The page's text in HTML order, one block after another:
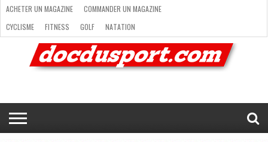
ACHETER
MAGAZINE
COMMANDER
UN
MAGAZINE
CYCLISME
FITNESS
GOLF
NATATION
RANDONNÉE
RUNNING
SKI
TRAIL
RUNNING
TRIATHLON
VOILE
NEWSLETTER
MAG’
EN
LIGNE
NOUS
CONTACTER
ACHETER UN MAGAZINE
COMMANDER UN MAGAZINE
CYCLISME
FITNESS GOLF
NATATION
RANDONNÉE
RUNNING SKI
TRAIL RUNNING
TRIATHLON
VOILE NEWSLETTER
MAG’ EN LIGNE